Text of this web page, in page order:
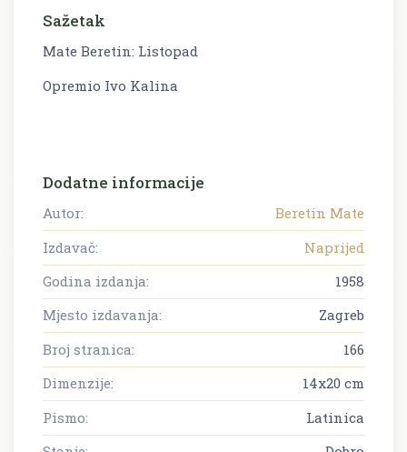
Sažetak
Mate Beretin: Listopad
Opremio Ivo Kalina
Dodatne informacije
Autor:
Beretin Mate
Izdavač:
Naprijed
Godina izdanja:
1958
Mjesto izdavanja:
Zagreb
Broj stranica:
166
Dimenzije:
14x20 cm
Pismo:
Latinica